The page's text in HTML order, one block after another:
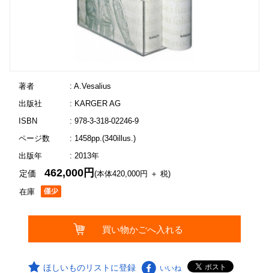
著者
: A.Vesalius
出版社
: KARGER AG
ISBN
: 978-3-318-02246-9
ページ数
: 1458pp.(340illus.)
出版年
: 2013年
在庫
定価462,000円(本体420,000円 ＋ 税)
ほしいものリストに登録 いいね